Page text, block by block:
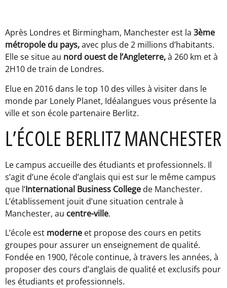
Après Londres et Birmingham, Manchester est la 3ème
métropole du pays,avec plus de 2 millions d’habitants.
Elle se situe au nord ouest de l’Angleterre,à 260 km et à
2H10 de train de Londres.
Elue en 2016 dans le top 10 des villes à visiter dans le
monde par Lonely Planet, Idéalangues vous présente la
ville et son école partenaire Berlitz.
L’ÉCOLE BERLITZ MANCHESTER
Le campus accueille des étudiants et professionnels. Il
s’agit d’une école d’anglais qui est sur le même campus
que l’International Business College de Manchester.
L’établissement jouit d’une situation centrale à
Manchester, au centre-ville.
L’école est moderne et propose des cours en petits
groupes pour assurer un enseignement de qualité.
Fondée en 1900, l’école continue, à travers les années, à
proposer des cours d’anglais de qualité et exclusifs pour
les étudiants et professionnels.